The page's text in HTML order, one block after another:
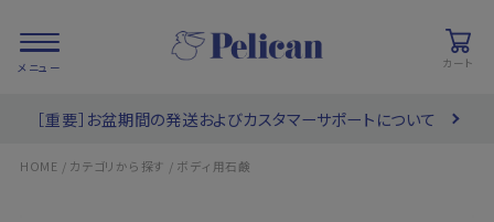
カート
［重要］お盆期間の発送およびカスタマーサポートについて
HOME / カテゴリから探す / ボディ用石鹸